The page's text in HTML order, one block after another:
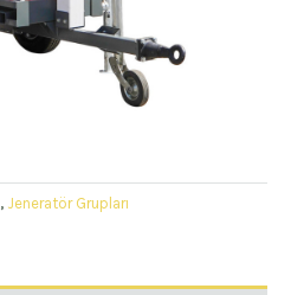
, Jeneratör Grupları